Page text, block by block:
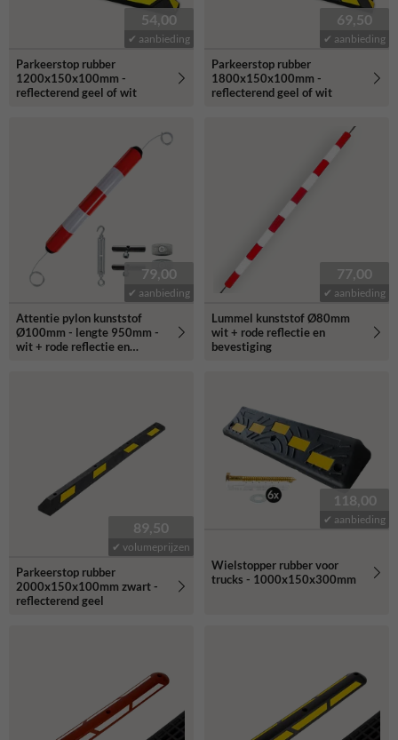
54,00
✔ aanbieding
Parkeerstop rubber
1200x150x100mm -
reflecterend geel of wit
69,50
✔ aanbieding
Parkeerstop rubber
1800x150x100mm -
reflecterend geel of wit
79,00
✔ aanbieding
Attentie pylon kunststof
Ø100mm - lengte 950mm -
wit + rode reflectie en
77,00
✔ aanbieding
Lummel kunststof Ø80mm
wit + rode reflectie en
bevestiging
89,50
✔ volumeprijzen
Parkeerstop rubber
2000x150x100mm zwart -
reflecterend geel
118,00
✔ aanbieding
Wielstopper rubber voor
trucks - 1000x150x300mm